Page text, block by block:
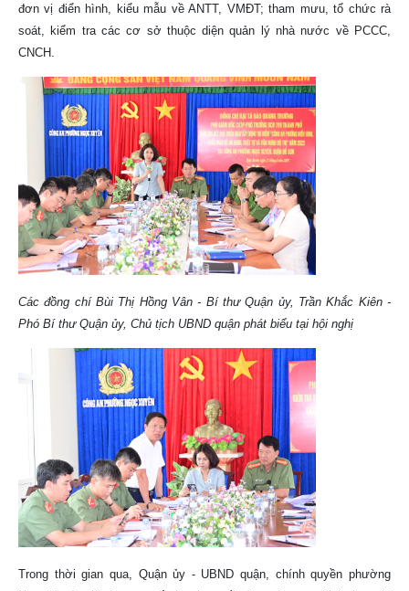
đơn vị điển hình, kiểu mẫu về ANTT, VMĐT; tham mưu, tổ chức rà
soát, kiểm tra các cơ sở thuộc diện quản lý nhà nước về PCCC,
CNCH.
Các đồng chí Bùi Thị Hồng Vân - Bí thư Quận ủy, Trần Khắc Kiên -
Phó Bí thư Quận ủy, Chủ tịch UBND quận phát biểu tại hội nghị
Trong thời gian qua, Quận ủy - UBND quận, chính quyền phường